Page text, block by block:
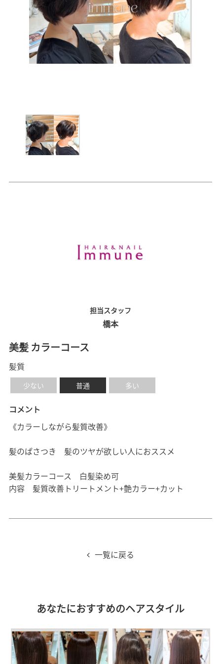
担当スタッフ
橋本
美髪 カラーコース
髪質
少ない 普通 多い
コメント
《カラーしながら髪質改善》
髪のぱさつき 髪のツヤが欲しい人におススメ
美髪カラーコース 白髪染め可
内容 髪質改善トリートメント+艶カラー+カット
一覧に戻る
あなたにおすすめのヘアスタイル